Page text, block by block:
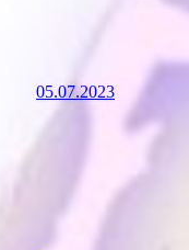
05.07.2023